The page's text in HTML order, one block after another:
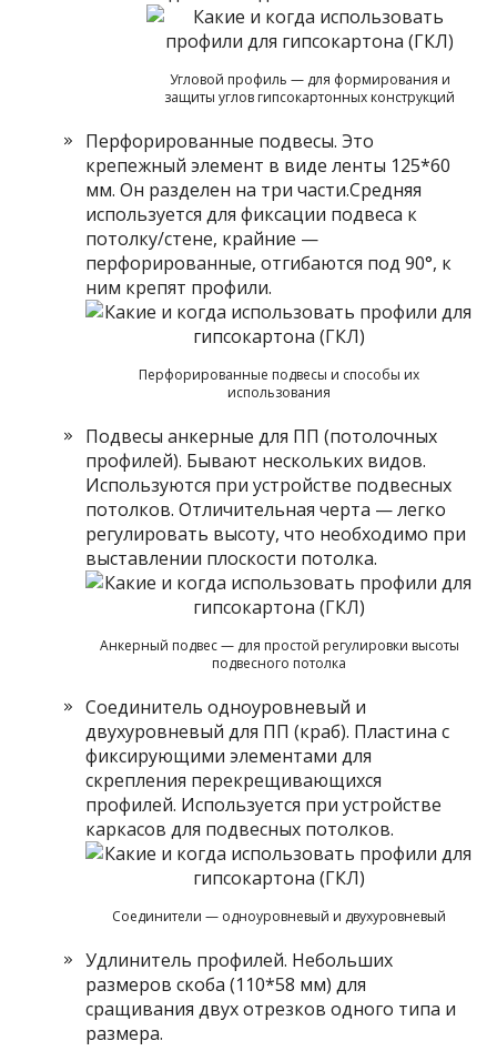
Угловой профиль — для формирования и
защиты углов гипсокартонных конструкций
Перфорированные подвесы. Это
крепежный элемент в виде ленты 125*60
мм. Он разделен на три части.Средняя
используется для фиксации подвеса к
потолку/стене, крайние —
перфорированные, отгибаются под 90°, к
ним крепят профили.
Перфорированные подвесы и способы их
использования
Подвесы анкерные для ПП (потолочных
профилей). Бывают нескольких видов.
Используются при устройстве подвесных
потолков. Отличительная черта — легко
регулировать высоту, что необходимо при
выставлении плоскости потолка.
Анкерный подвес — для простой регулировки высоты
подвесного потолка
Соединитель одноуровневый и
двухуровневый для ПП (краб). Пластина с
фиксирующими элементами для
скрепления перекрещивающихся
профилей. Используется при устройстве
каркасов для подвесных потолков.
Соединители — одноуровневый и двухуровневый
Удлинитель профилей. Небольших
размеров скоба (110*58 мм) для
сращивания двух отрезков одного типа и
размера.